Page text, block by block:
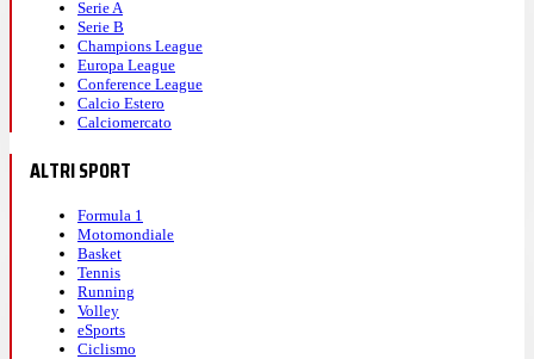
Serie A
Serie B
Champions League
Europa League
Conference League
Calcio Estero
Calciomercato
ALTRI SPORT
Formula 1
Motomondiale
Basket
Tennis
Running
Volley
eSports
Ciclismo